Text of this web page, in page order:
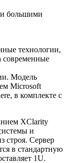
и большими
технологии,
современные
Модель
Microsoft
в комплекте с
XClarity
и
строя. Сервер
в стандартную
1U.